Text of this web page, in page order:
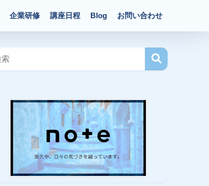
企業研修 講座日程 Blog お問い合わせ